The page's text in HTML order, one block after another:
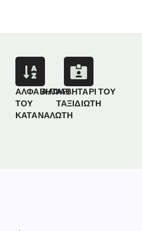
ΑΛΦΑΒΗΤΑΡΙ
ΤΟΥ
ΚΑΤΑΝΑΛΩΤΗ
ΑΛΦΑΒΗΤΑΡΙ ΤΟΥ
ΤΑΞΙΔΙΩΤΗ